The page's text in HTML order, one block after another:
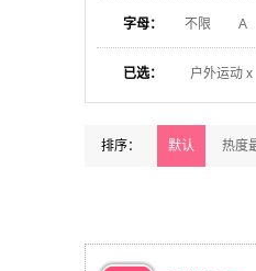
字母： 不限 A
已选： 户外运动 x
排序： 默认 热度